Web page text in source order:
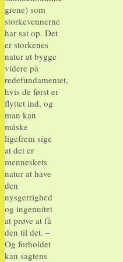
grene) som
storkevennerne
har sat op. Det
er storkenes
natur at bygge
videre på
redefundamentet,
hvis de først er
flyttet ind, og
man kan
måske
ligefrem sige
at det er
menneskets
natur at have
den
nysgerrighed
og ingenuitet
at prøve at få
den til det. –
Og forholdet
kan sagtens